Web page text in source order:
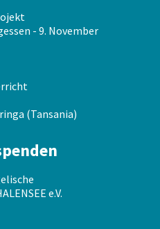
- 9. November
(Tansania)
e.V.